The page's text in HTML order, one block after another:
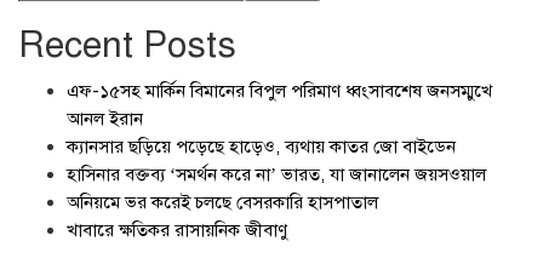
Recent Posts
এফ-১৫সহ মার্কিন বিমানের বিপুল পরিমাণ ধ্বংসাবশেষ জনসম্মুখে
আনল ইরান
ক্যানসার ছড়িয়ে পড়েছে হাড়েও, ব্যথায় কাতর জো বাইডেন
হাসিনার বক্তব্য ‘সমর্থন করে না’ ভারত, যা জানালেন জয়সওয়াল
অনিয়মে ভর করেই চলছে বেসরকারি হাসপাতাল
খাবারে ক্ষতিকর রাসায়নিক জীবাণু